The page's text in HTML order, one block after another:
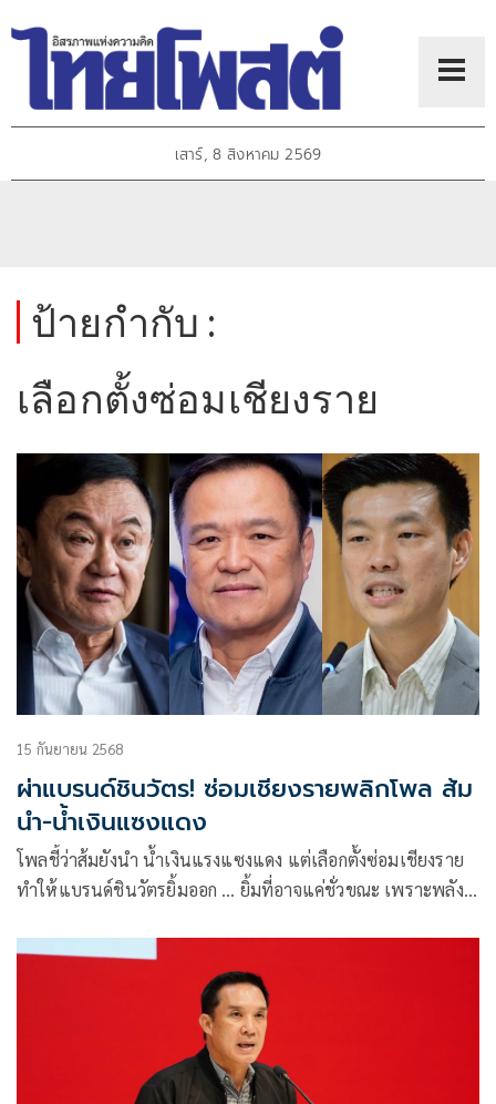
เสาร์, 8 สิงหาคม 2569
ป้ายกำกับ :
เลือกตั้งซ่อมเชียงราย
15 กันยายน 2568
ผ่าแบรนด์ชินวัตร! ซ่อมเชียงรายพลิกโพล ส้ม
นำ-น้ำเงินแซงแดง
โพลชี้ว่าส้มยังนำ น้ำเงินแรงแซงแดง แต่เลือกตั้งซ่อมเชียงราย
ทำให้แบรนด์ชินวัตรยิ้มออก … ยิ้มที่อาจแค่ชั่วขณะ เพราะพลังที่
ถนนเส้นใหญ่ข้างหน้าอาจไม่เปิดทางเสมอไป